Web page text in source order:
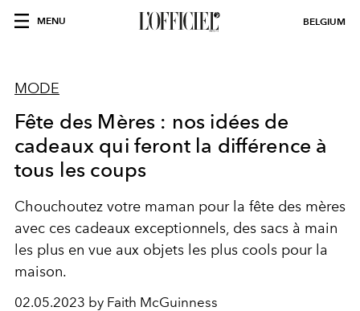
MENU BELGIUM
MODE
Fête des Mères : nos idées de
cadeaux qui feront la différence à
tous les coups
Chouchoutez votre maman pour la fête des mères
avec ces cadeaux exceptionnels, des sacs à main
les plus en vue aux objets les plus cools pour la
maison.
02.05.2023 by Faith McGuinness